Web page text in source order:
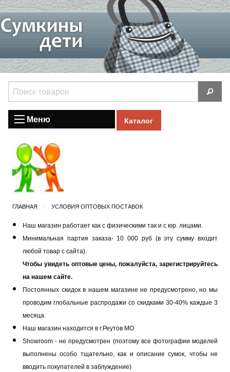
Меню Каталог
ГЛАВНАЯ УСЛОВИЯ ОПТОВЫХ ПОСТАВОК
Наш магазин работает как с физическими так и с юр. лицами.
Минимальная партия заказа- 10 000 руб (в эту сумму входит
любой товар с сайта).
Чтобы увидеть оптовые цены, пожалуйста, зарегистрируйтесь
на нашем сайте.
Постоянных скидок в нашем магазине не предусмотрено, но мы
проводим глобальные распродажи со скидками 30-40% каждые 3
месяца.
Наш магазин находится в г.Реутов МО
Showroom - не предусмотрен (поэтому все фотографии моделей
выполнены особо тщательно, как и описание сумок, чтобы не
вводить покупателей в заблуждение)